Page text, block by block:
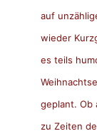
auf
wieder
es teils
geplant. Ob
zu Zeiten